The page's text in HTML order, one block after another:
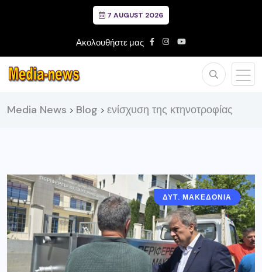
7 AUGUST 2026
Ακολουθήστε μας
Media News > Blog > ενίσχυση της κτηνοτροφίας
ΔΥΤ. ΜΑΚΕΔΟΝΙΑ